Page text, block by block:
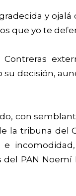
y
que yo te
decisión,
con
la tribuna del
PAN Noemí